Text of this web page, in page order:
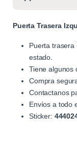
Puerta Trasera
Puerta trasera
estado.
Tiene algunos
Compra
Contactanos
Envíos a todo
Sticker: